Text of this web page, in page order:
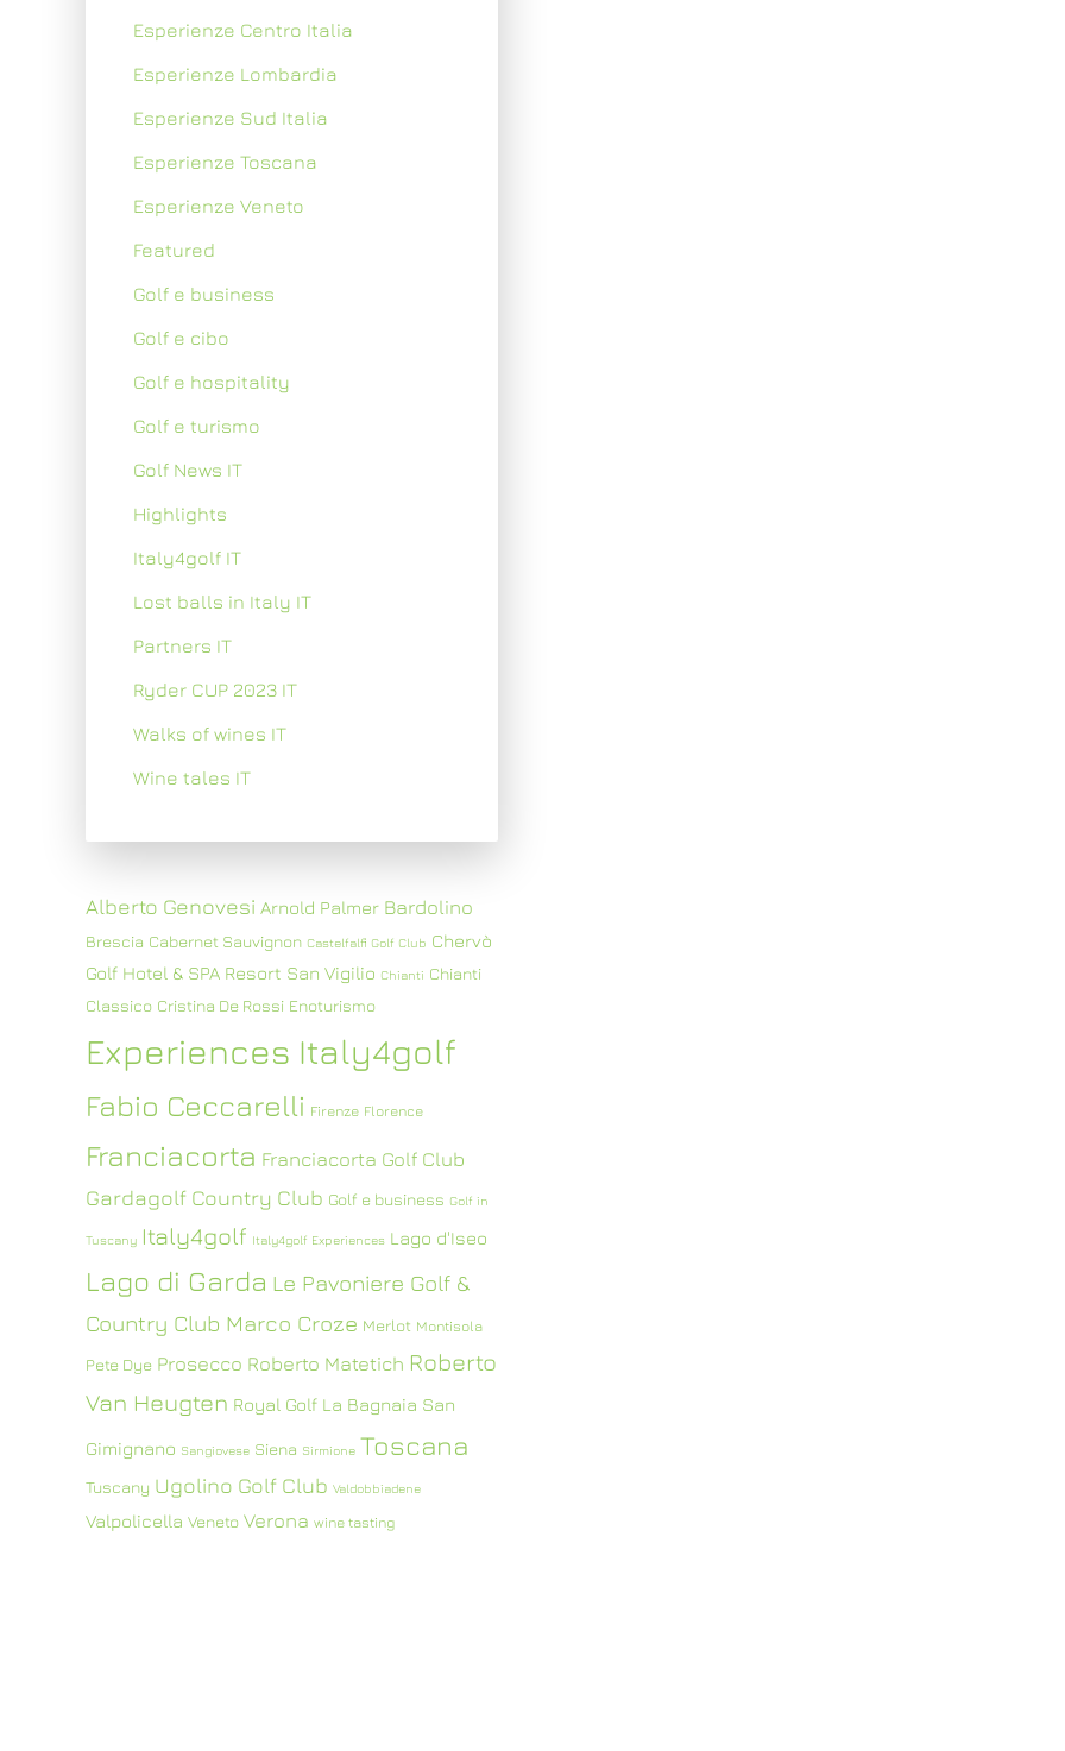
Esperienze Centro Italia
Esperienze Lombardia
Esperienze Sud Italia
Esperienze Toscana
Esperienze Veneto
Featured
Golf e business
Golf e cibo
Golf e hospitality
Golf e turismo
Golf News IT
Highlights
Italy4golf IT
Lost balls in Italy IT
Partners IT
Ryder CUP 2023 IT
Walks of wines IT
Wine tales IT
Alberto Genovesi Arnold Palmer Bardolino
Brescia Cabernet Sauvignon Castelfalfi Golf Club Chervò
Golf Hotel & SPA Resort San Vigilio Chianti Chianti
Classico Cristina De Rossi Enoturismo
Experiences Italy4golf
Fabio Ceccarelli Firenze Florence
Franciacorta Franciacorta Golf Club
Gardagolf Country Club Golf e business Golf in
Tuscany Italy4golf Italy4golf Experiences Lago d'Iseo
Lago di Garda Le Pavoniere Golf &
Country Club Marco Croze Merlot Montisola
Pete Dye Prosecco Roberto Matetich Roberto
Van Heugten Royal Golf La Bagnaia San
Gimignano Sangiovese Siena Sirmione Toscana
Tuscany Ugolino Golf Club Valdobbiadene
Valpolicella Veneto Verona wine tasting